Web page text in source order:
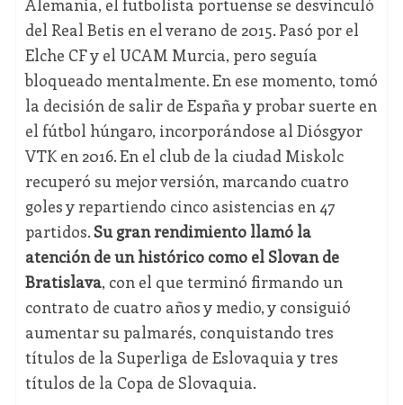
Alemania, el futbolista portuense se desvinculó
del Real Betis en el verano de 2015. Pasó por el
Elche CF y el UCAM Murcia, pero seguía
bloqueado mentalmente. En ese momento, tomó
la decisión de salir de España y probar suerte en
el fútbol húngaro, incorporándose al Diósgyor
VTK en 2016. En el club de la ciudad Miskolc
recuperó su mejor versión, marcando cuatro
goles y repartiendo cinco asistencias en 47
partidos.Su gran rendimiento llamó la
atención de un histórico como el Slovan de
Bratislava, con el que terminó firmando un
contrato de cuatro años y medio, y consiguió
aumentar su palmarés, conquistando tres
títulos de la Superliga de Eslovaquia y tres
títulos de la Copa de Slovaquia.